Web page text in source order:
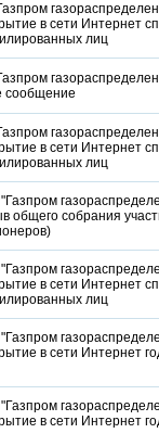
в сети Интернет
лиц
сообщение
в сети Интернет
лиц
общего собрания
в сети Интернет
лиц
в сети Интернет
в сети Интернет